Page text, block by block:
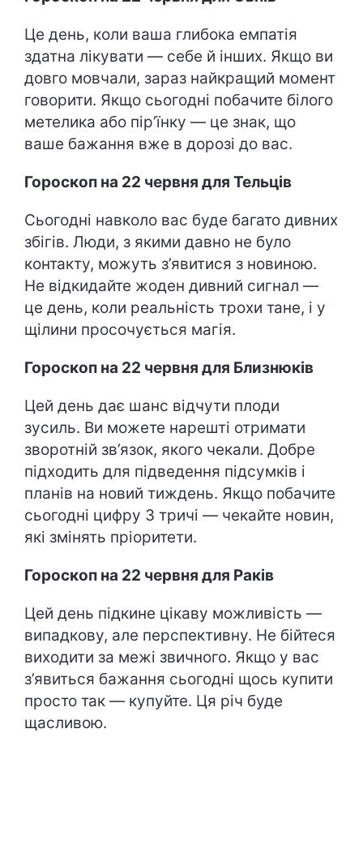
Це день, коли ваша глибока емпатія
здатна лікувати — себе й інших. Якщо ви
довго мовчали, зараз найкращий момент
говорити. Якщо сьогодні побачите білого
метелика або пір’їнку — це знак, що
ваше бажання вже в дорозі до вас.
Гороскоп на 22 червня для Тельців
Сьогодні навколо вас буде багато дивних
збігів. Люди, з якими давно не було
контакту, можуть з’явитися з новиною.
Не відкидайте жоден дивний сигнал —
це день, коли реальність трохи тане, і у
щілини просочується магія.
Гороскоп на 22 червня для Близнюків
Цей день дає шанс відчути плоди
зусиль. Ви можете нарешті отримати
зворотній зв’язок, якого чекали. Добре
підходить для підведення підсумків і
планів на новий тиждень. Якщо побачите
сьогодні цифру 3 тричі — чекайте новин,
які змінять пріоритети.
Гороскоп на 22 червня для Раків
Цей день підкине цікаву можливість —
випадкову, але перспективну. Не бійтеся
виходити за межі звичного. Якщо у вас
з’явиться бажання сьогодні щось купити
просто так — купуйте. Ця річ буде
щасливою.